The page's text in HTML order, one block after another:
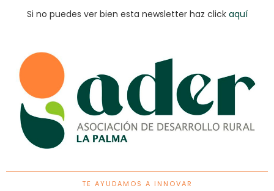
Si no puedes ver bien esta newsletter haz click aquí
TE AYUDAMOS A INNOVAR